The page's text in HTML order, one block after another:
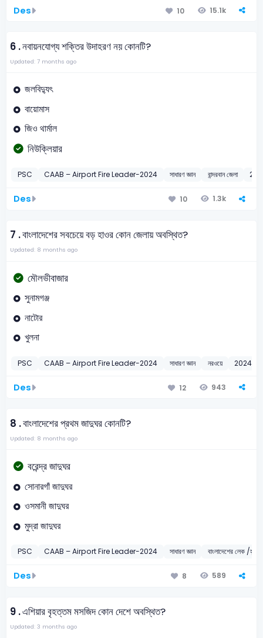
Des 10 15.1k
6 .নবায়নযোগ্য শক্তির উদাহরণ নয় কোনটি?
Updated: 7 months ago
জলবিদ্যুৎ
বায়োমাস
জিও থার্মাল
নিউক্লিয়ার
PSC CAAB – Airport Fire Leader-2024 সাধারণ জ্ঞান বান্দরবান জেলা
Des 10 1.3k
7 .বাংলাদেশের সবচেয়ে বড় হাওর কোন জেলায় অবস্থিত?
Updated: 8 months ago
মৌলভীবাজার
সুনামগঞ্জ
নাটোর
খুলনা
PSC CAAB – Airport Fire Leader-2024 সাধারণ জ্ঞান নরওয়ে 2024
Des 12 943
8 .বাংলাদেশের প্রথম জাদুঘর কোনটি?
Updated: 8 months ago
বরেন্দ্র জাদুঘর
সোনারগাঁ জাদুঘর
ওসমানী জাদুঘর
মুদ্রা জাদুঘর
PSC CAAB – Airport Fire Leader-2024 সাধারণ জ্ঞান বাংলাদেশের লেক /
Des 8 589
9 .এশিয়ার বৃহত্তম মসজিদ কোন দেশে অবস্থিত?
Updated: 3 months ago